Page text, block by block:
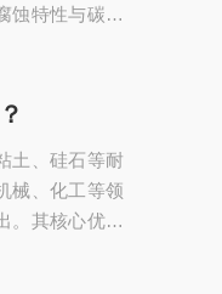
蚀特性与碳纤
蚀，适用于
土、硅石等耐
械、化工等领
。其核心优势